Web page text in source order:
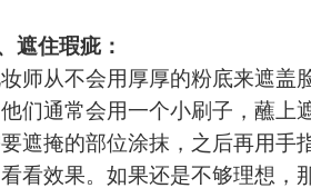
遮住瑕疵：
从不会用厚厚的粉底来遮盖
们通常会用一个小刷子，蘸上
遮掩的部位涂抹，之后再用手
看效果。如果还是不够理想，